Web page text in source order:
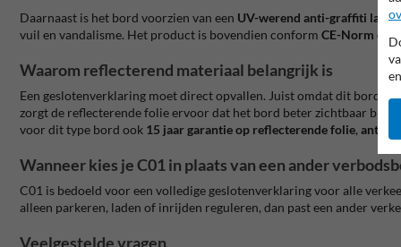
Daarnaast is het bord voorzien van een UV-werend anti-graffiti
vuil en vandalisme. Het product is bovendien conform CE-Norm en
Waarom reflecterend materiaal belangrijk is
Een geslotenverklaring moet direct opvallen. Juist omdat dit bord
zorgt de reflecterende folie ervoor dat het bord beter zichtbaar
voor dit type bord ook 15 jaar garantie op reflecterende folie,anti-
Wanneer kies je C01 in plaats van een ander
C01 is bedoeld voor een volledige geslotenverklaring voor alle
alleen parkeren, laden of inrijden reguleren, dan past een ander
Veelgestelde vragen